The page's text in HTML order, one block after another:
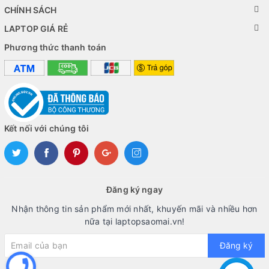
CHÍNH SÁCH
LAPTOP GIÁ RẺ
Phương thức thanh toán
Kết nối với chúng tôi
Đăng ký ngay
Nhận thông tin sản phẩm mới nhất, khuyến mãi và nhiều hơn
nữa tại laptopsaomai.vn!
Đăng ký